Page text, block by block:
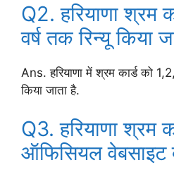
Q2. हरियाणा श्रम
वर्ष तक रिन्यू किया
Ans. हरियाणा में श्रम कार्ड को
किया जाता है.
Q3. हरियाणा श्रम
ऑफिसियल वेबसाइट